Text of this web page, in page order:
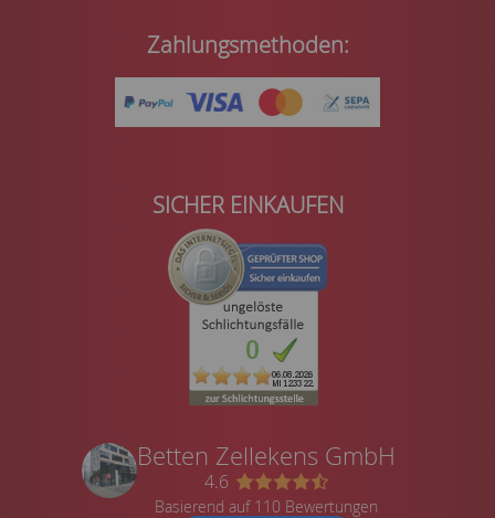
Zahlungsmethoden:
SICHER EINKAUFEN
Betten Zellekens GmbH
4.6
Basierend auf 110 Bewertungen